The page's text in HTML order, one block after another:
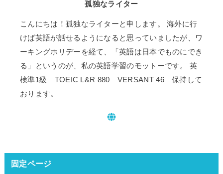
孤独なライター
こんにちは！孤独なライターと申します。 海外に行
けば英語が話せるようになると思っていましたが、ワ
ーキングホリデーを経て、「英語は日本でものにでき
る」というのが、私の英語学習のモットーです。 英
検準1級 TOEIC L&R 880 VERSANT 46 保持して
おります。
固定ページ